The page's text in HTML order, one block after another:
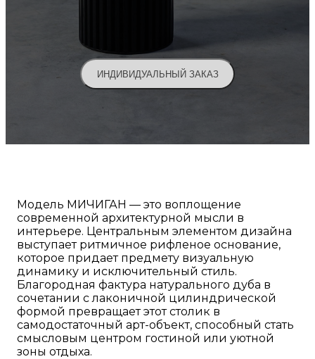
ИНДИВИДУАЛЬНЫЙ ЗАКАЗ
Модель МИЧИГАН — это воплощение
современной архитектурной мысли в
интерьере. Центральным элементом дизайна
выступает ритмичное рифленое основание,
которое придает предмету визуальную
динамику и исключительный стиль.
Благородная фактура натурального дуба в
сочетании с лаконичной цилиндрической
формой превращает этот столик в
самодостаточный арт-объект, способный стать
смысловым центром гостиной или уютной
зоны отдыха.